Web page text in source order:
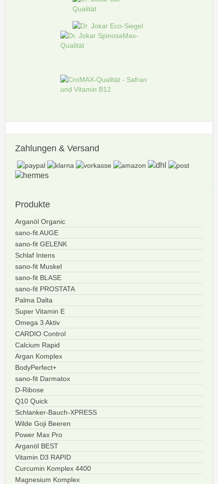
Zahlungen & Versand
Produkte
Arganöl Organic
sano-fit AUGE
sano-fit GELENK
Schlaf Intens
sano-fit Muskel
sano-fit BLASE
sano-fit PROSTATA
Palma Dalta
Super Vitamin E
Omega 3 Aktiv
CARDIO Control
Calcium Rapid
Argan Komplex
BodyPerfect+
sano-fit Darmatox
D-Ribose
Q10 Quick
Schlanker-Bauch-XPRESS
Wilde Goji Beeren
Power Max Pro
Arganöl BEST
Vitamin D3 RAPID
Curcumin Komplex 4400
Magnesium Komplex